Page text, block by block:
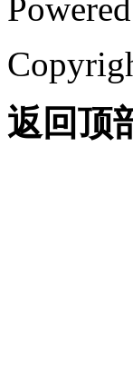
返回顶